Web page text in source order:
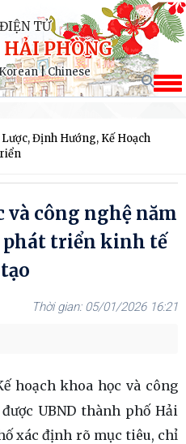
TỬ
PHÒNG
Korean|Chinese
Lược, Định Hướng, Kế Hoạch
và công nghệ năm
phát triển kinh tế
05/01/2026 16:21
hoạch khoa học và công
UBND thành phố Hải
xác định rõ mục tiêu, chỉ